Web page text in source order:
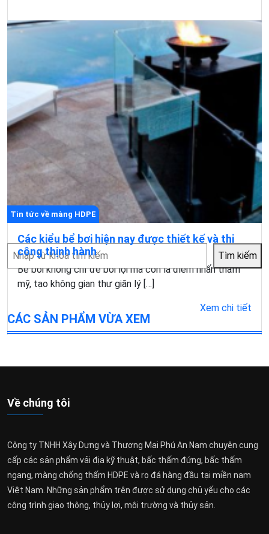
Tin tức về màng HDPE
Các kiểu bể bơi hiện nay được thiết kế và thi
công thịnh hành
Bể bơi không chỉ để bơi lội mà còn là điểm nhấn thẩm
mỹ, tạo không gian thư giãn lý […]
Xem chi tiết
Tìm
Tìm kiếm
CÁC SẢN PHẨM VỪA XEM
Về chúng tôi
Công ty TNHH Xây Dựng và Thương Mại Phú An Nam chuyên cung
cấp các sản phẩm vải địa kỹ thuật, bấc thấm đứng, bấc thấm
ngang, màng chống thấm HDPE và rọ đá hàng đầu tại miền nam
Việt Nam. Những sản phẩm trên được sử dụng chủ yếu cho các
công trình giao thông, thủy lợi, môi trường và thủy sản.